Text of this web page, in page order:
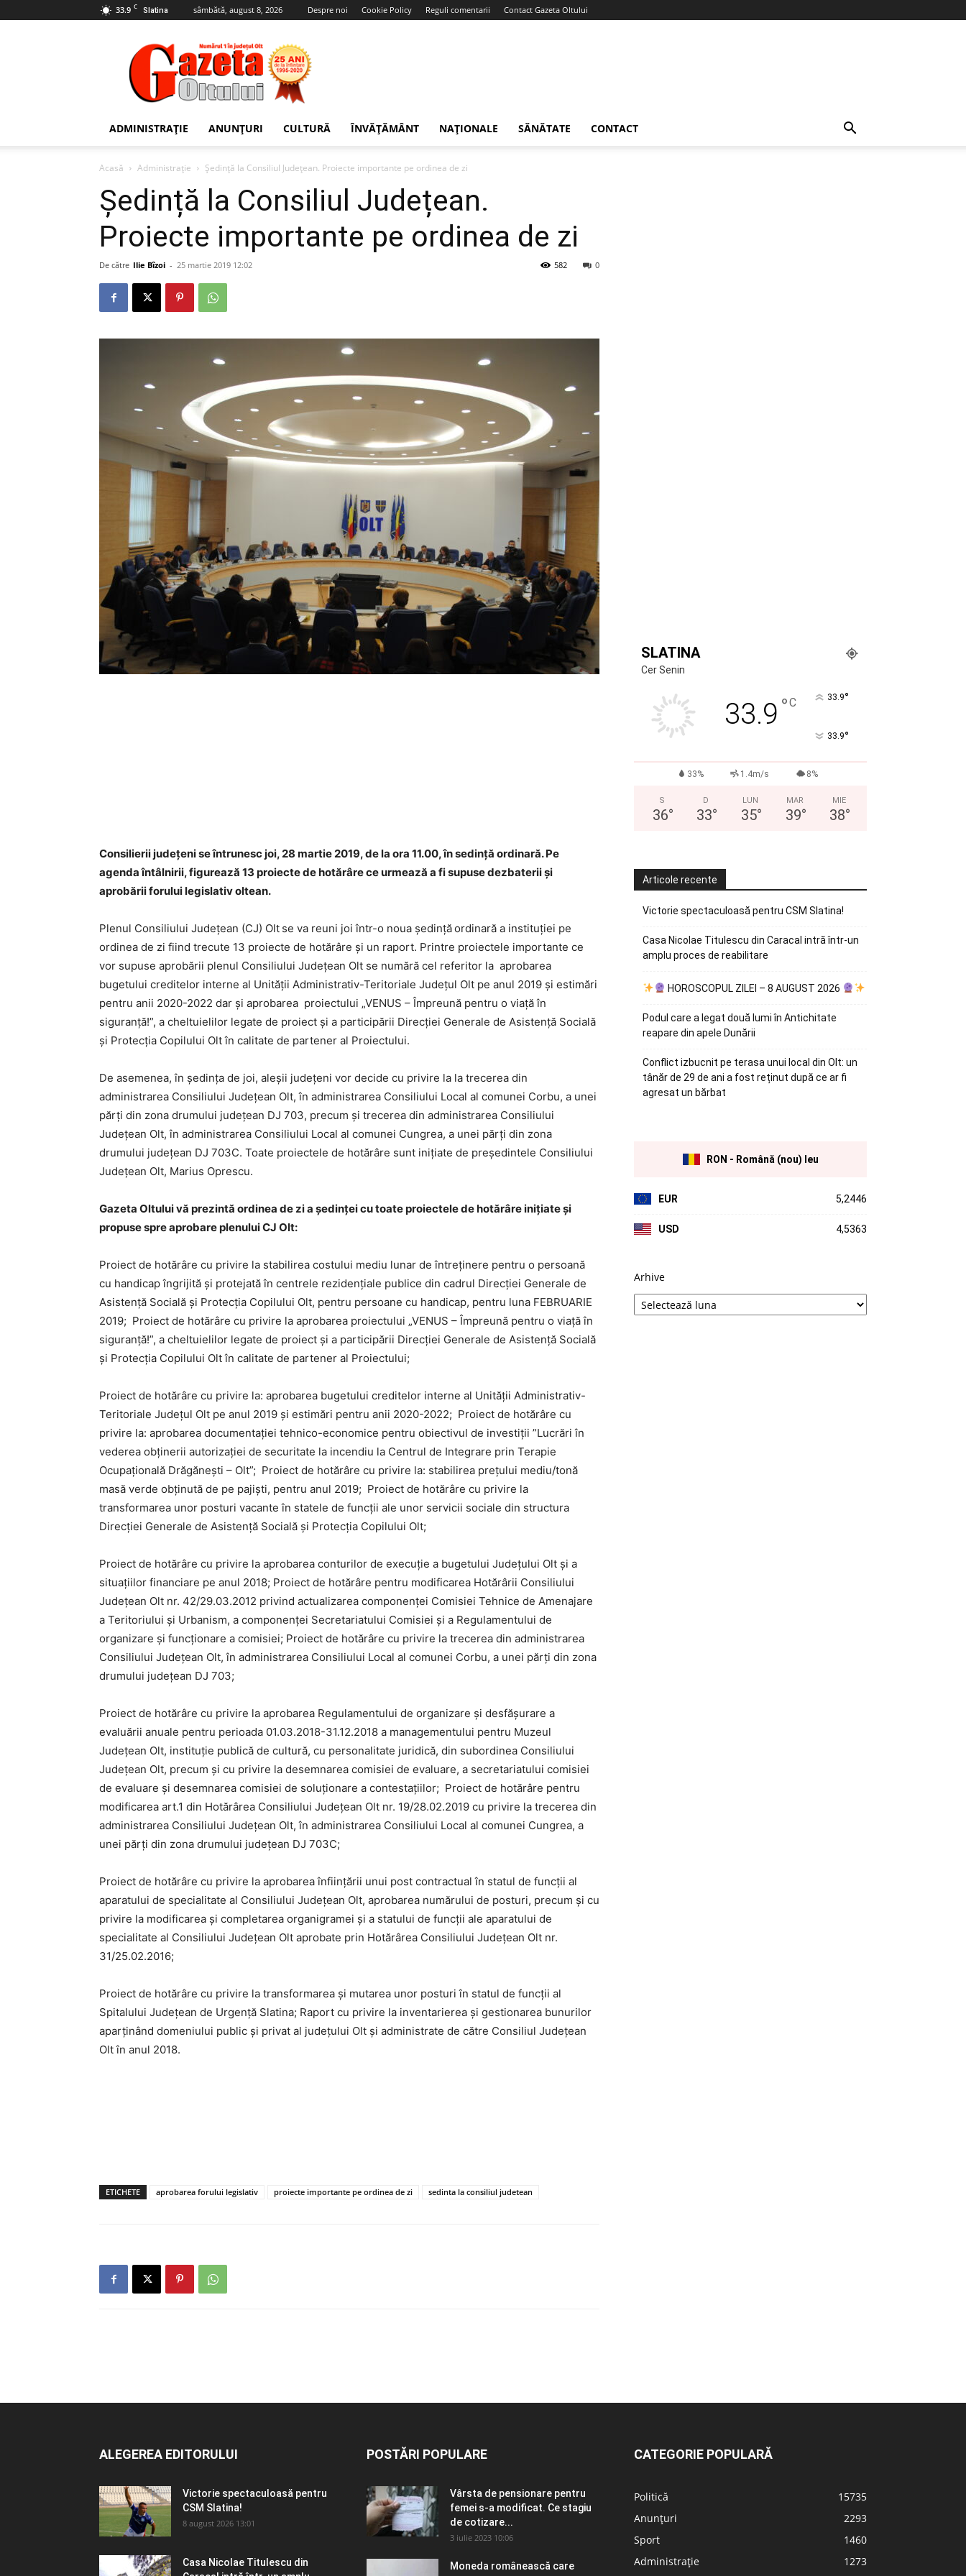
33.9 C Slatina sâmbătă, august 8, 2026 Despre noi Cookie Policy Reguli comentarii Contact Gazeta Oltului
Gazeta
Oltului
ADMINISTRAȚIE ANUNȚURI CULTURĂ ÎNVĂȚĂMÂNT NAȚIONALE SĂNĂTATE CONTACT
Acasă Administrație Ședință la Consiliul Județean. Proiecte importante pe ordinea de zi
Ședință la Consiliul Județean.
Proiecte importante pe ordinea de zi
De către Ilie Bîzoi - 25 martie 2019 12:02 0
582
Consilierii judeţeni se întrunesc joi, 28 martie 2019, de la ora 11.00, în sedință ordinară. Pe
agenda întâlnirii, figurează 13 proiecte de hotărâre ce urmează a fi supuse dezbaterii și
aprobării forului legislativ oltean.
Plenul Consiliului Județean (CJ) Olt se va reuni joi într-o noua şedinţăordinară a instituției pe
ordinea de zi fiind trecute 13 proiecte de hotărâre și un raport. Printre proiectele importante ce
vor supuse aprobării plenul Consiliului Judeţean Olt se numără cel referitor la aprobarea
bugetului creditelor interne al Unității Administrativ-Teritoriale Județul Olt pe anul 2019 și estimări
pentru anii 2020-2022 dar și aprobarea proiectului „VENUS – Împreună pentru o viață în
siguranță!”, a cheltuielilor legate de proiect și a participării Direcției Generale de Asistență Socială
și Protecția Copilului Olt în calitate de partener al Proiectului.
De asemenea, în ședința de joi, aleșii județeni vor decide cu privire la la trecerea din
administrarea Consiliului Județean Olt, în administrarea Consiliului Local al comunei Corbu, a unei
părți din zona drumului județean DJ 703, precum și trecerea din administrarea Consiliului
Județean Olt, în administrarea Consiliului Local al comunei Cungrea, a unei părți din zona
drumului județean DJ 703C. Toate proiectele de hotărâre sunt inițiate de președintele Consiliului
Județean Olt, Marius Oprescu.
Gazeta Oltului vă prezintă ordinea de zi a şedinţei cu toate proiectele de hotărâre iniţiate şi
propuse spre aprobare plenului CJ Olt:
Proiect de hotărâre cu privire la stabilirea costului mediu lunar de întreținere pentru o persoană
cu handicap îngrijită și protejată în centrele rezidențiale publice din cadrul Direcției Generale de
Asistență Socială şi Protecția Copilului Olt, pentru persoane cu handicap, pentru luna FEBRUARIE
2019; Proiect de hotărâre cu privire la aprobarea proiectului „VENUS – Împreună pentru o viață în
siguranță!”, a cheltuielilor legate de proiect și a participării Direcției Generale de Asistență Socială
și Protecția Copilului Olt în calitate de partener al Proiectului;
Proiect de hotărâre cu privire la: aprobarea bugetului creditelor interne al Unității Administrativ-
Teritoriale Județul Olt pe anul 2019 și estimări pentru anii 2020-2022; Proiect de hotărâre cu
privire la: aprobarea documentației tehnico-economice pentru obiectivul de investiții ”Lucrări în
vederea obținerii autorizației de securitate la incendiu la Centrul de Integrare prin Terapie
Ocupațională Drăgănești – Olt”; Proiect de hotărâre cu privire la: stabilirea prețului mediu/tonă
masă verde obținută de pe pajiști, pentru anul 2019; Proiect de hotărâre cu privire la
transformarea unor posturi vacante în statele de funcții ale unor servicii sociale din structura
Direcției Generale de Asistență Socială și Protecția Copilului Olt;
Proiect de hotărâre cu privire la aprobarea conturilor de execuție a bugetului Județului Olt și a
situațiilor financiare pe anul 2018; Proiect de hotărâre pentru modificarea Hotărârii Consiliului
Județean Olt nr. 42/29.03.2012 privind actualizarea componenței Comisiei Tehnice de Amenajare
a Teritoriului şi Urbanism, a componenței Secretariatului Comisiei şi a Regulamentului de
organizare şi funcționare a comisiei; Proiect de hotărâre cu privire la trecerea din administrarea
Consiliului Județean Olt, în administrarea Consiliului Local al comunei Corbu, a unei părți din zona
drumului județean DJ 703;
Proiect de hotărâre cu privire la aprobarea Regulamentului de organizare și desfășurare a
evaluării anuale pentru perioada 01.03.2018-31.12.2018 a managementului pentru Muzeul
Județean Olt, instituție publică de cultură, cu personalitate juridică, din subordinea Consiliului
Județean Olt, precum și cu privire la desemnarea comisiei de evaluare, a secretariatului comisiei
de evaluare și desemnarea comisiei de soluționare a contestațiilor; Proiect de hotărâre pentru
modificarea art.1 din Hotărârea Consiliului Județean Olt nr. 19/28.02.2019 cu privire la trecerea din
administrarea Consiliului Județean Olt, în administrarea Consiliului Local al comunei Cungrea, a
unei părți din zona drumului județean DJ 703C;
Proiect de hotărâre cu privire la aprobarea înființării unui post contractual în statul de funcții al
aparatului de specialitate al Consiliului Județean Olt, aprobarea numărului de posturi, precum și cu
privire la modificarea și completarea organigramei și a statului de funcții ale aparatului de
specialitate al Consiliului Județean Olt aprobate prin Hotărârea Consiliului Județean Olt nr.
31/25.02.2016;
Proiect de hotărâre cu privire la transformarea și mutarea unor posturi în statul de funcții al
Spitalului Județean de Urgență Slatina; Raport cu privire la inventarierea și gestionarea bunurilor
aparținând domeniului public și privat al județului Olt și administrate de către Consiliul Județean
Olt în anul 2018.
ETICHETE aprobarea forului legislativ proiecte importante pe ordinea de zi sedinta la consiliul judetean
SLATINA
Cer Senin
33.9 °C 33.9°
33.9°
33% 1.4m/s 8%
S
36°
D
33°
LUN
35°
MAR
39°
MIE
38°
Articole recente
Victorie spectaculoasă pentru CSM Slatina!
Casa Nicolae Titulescu din Caracal intră într-un
amplu proces de reabilitare
HOROSCOPUL ZILEI – 8 AUGUST 2026
Podul care a legat două lumi în Antichitate
reapare din apele Dunării
Conflict izbucnit pe terasa unui local din Olt: un
tânăr de 29 de ani a fost reținut după ce ar fi
agresat un bărbat
RON - Română (nou) leu
EUR 5,2446
USD 4,5363
Arhive
ALEGEREA EDITORULUI
Victorie spectaculoasă pentru
CSM Slatina!
8 august 2026 13:01
Casa Nicolae Titulescu din
POSTĂRI POPULARE
Vârsta de pensionare pentru
femei s-a modificat. Ce stagiu
de cotizare...
3 iulie 2023 10:06
Moneda românească care
CATEGORIE POPULARĂ
Politică
15735
Anunțuri
2293
Sport
1460
Administrație
1273